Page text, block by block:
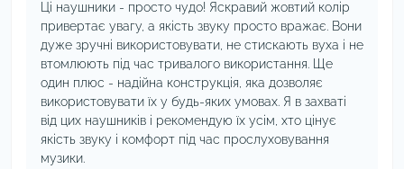
Ці наушники - просто чудо! Яскравий жовтий колір
привертає увагу, а якість звуку просто вражає. Вони
дуже зручні використовувати, не стискають вуха і не
втомлюють під час тривалого використання. Ще
один плюс - надійна конструкція, яка дозволяє
використовувати їх у будь-яких умовах. Я в захваті
від цих наушників і рекомендую їх усім, хто цінує
якість звуку і комфорт під час прослуховування
музики.